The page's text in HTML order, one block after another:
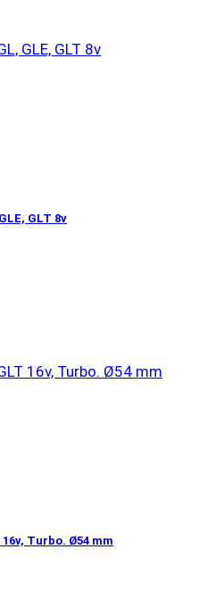
GLT 8v
16v, Turbo. Ø54 mm